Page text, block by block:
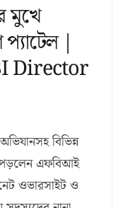
মুখে
|
Director
বিভিন্ন
পড়লেন এফবিআই
ওভারসাইট ও